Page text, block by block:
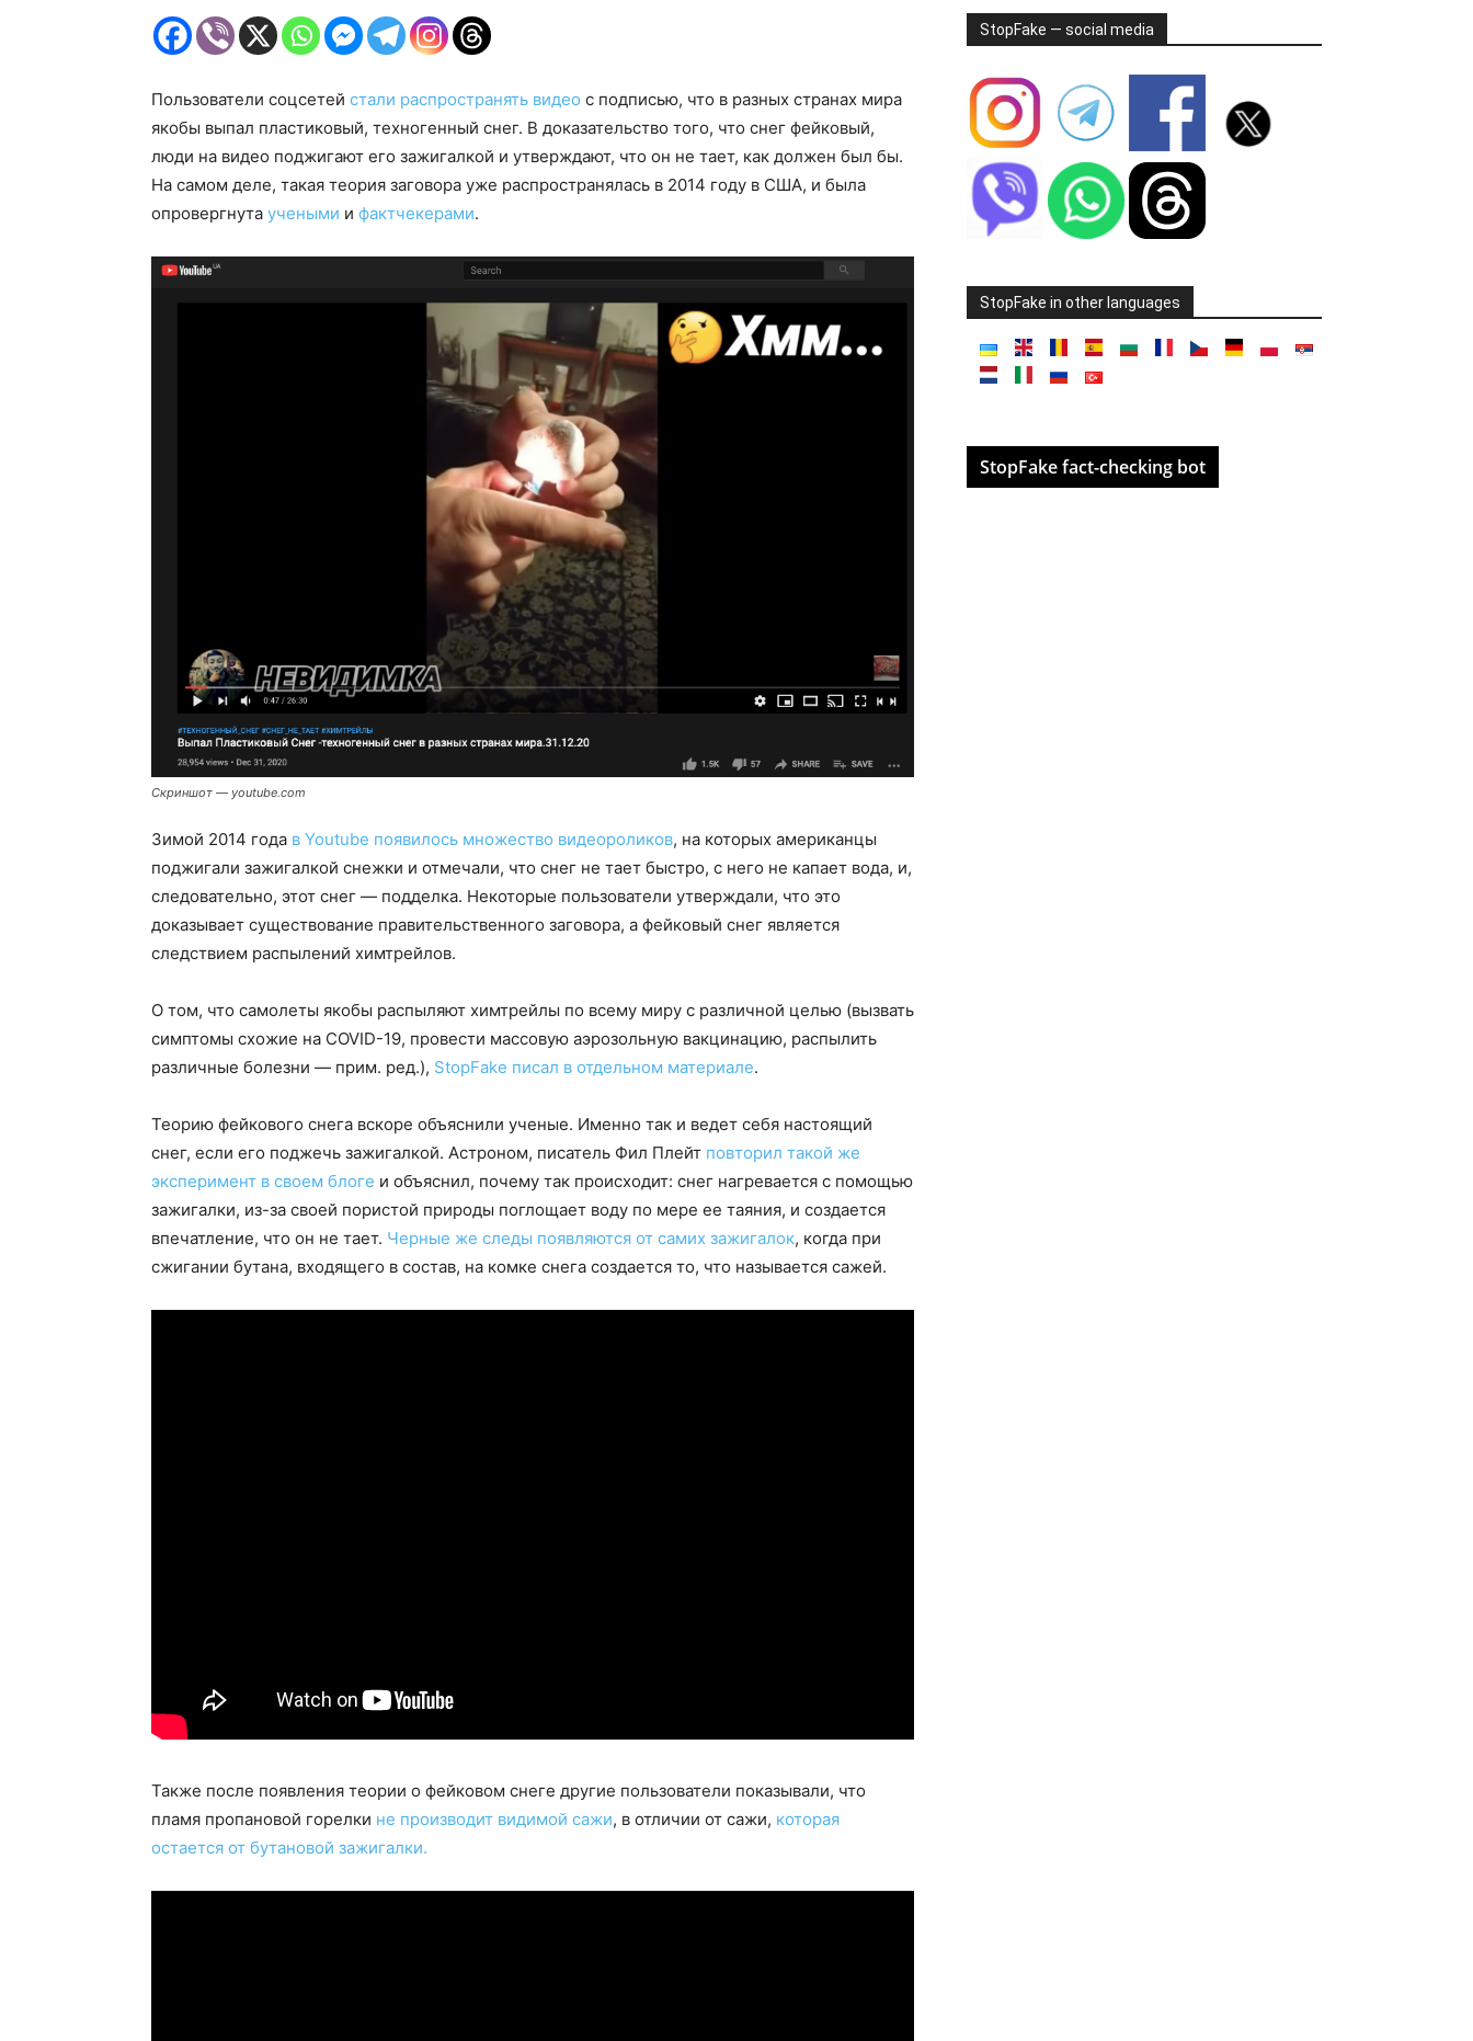
Пользователи соцсетей стали распространять видео с подписью, что в разных странах мира
якобы выпал пластиковый, техногенный снег. В доказательство того, что снег фейковый,
люди на видео поджигают его зажигалкой и утверждают, что он не тает, как должен был бы.
На самом деле, такая теория заговора уже распространялась в 2014 году в США, и была
опровергнута учеными и фактчекерами.
Скриншот — youtube.com
Зимой 2014 года в Youtube появилось множество видеороликов, на которых американцы
поджигали зажигалкой снежки и отмечали, что снег не тает быстро, с него не капает вода, и,
следовательно, этот снег — подделка. Некоторые пользователи утверждали, что это
доказывает существование правительственного заговора, а фейковый снег является
следствием распылений химтрейлов.
О том, что самолеты якобы распыляют химтрейлы по всему миру с различной целью (вызвать
симптомы схожие на COVID-19, провести массовую аэрозольную вакцинацию, распылить
различные болезни — прим. ред.), StopFake писал в отдельном материале.
Теорию фейкового снега вскоре объяснили ученые. Именно так и ведет себя настоящий
снег, если его поджечь зажигалкой. Астроном, писатель Фил Плейт повторил такой же
эксперимент в своем блоге и объяснил, почему так происходит: снег нагревается с помощью
зажигалки, из-за своей пористой природы поглощает воду по мере ее таяния, и создается
впечатление, что он не тает. Черные же следы появляются от самих зажигалок, когда при
сжигании бутана, входящего в состав, на комке снега создается то, что называется сажей.
Также после появления теории о фейковом снеге другие пользователи показывали, что
пламя пропановой горелки не производит видимой сажи, в отличии от сажи, которая
остается от бутановой зажигалки.
StopFake — social media
StopFake in other languages
StopFake fact-checking bot